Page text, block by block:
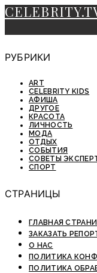
РУБРИКИ
ART
CELEBRITY KIDS
АФИША
ДРУГОЕ
КРАСОТА
ЛИЧНОСТЬ
МОДА
ОТДЫХ
СОБЫТИЯ
СОВЕТЫ
СПОРТ
СТРАНИЦЫ
ГЛАВНАЯ
ЗАКАЗАТЬ
О НАС
ПОЛИТИКА
ПОЛИТИКА